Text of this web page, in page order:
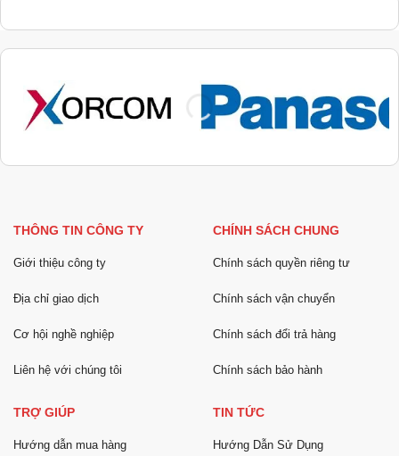
THÔNG TIN CÔNG TY
Giới thiệu công ty
Địa chỉ giao dịch
Cơ hội nghề nghiệp
Liên hệ với chúng tôi
CHÍNH SÁCH CHUNG
Chính sách quyền riêng tư
Chính sách vận chuyển
Chính sách đổi trả hàng
Chính sách bảo hành
TRỢ GIÚP
Hướng dẫn mua hàng
TIN TỨC
Hướng Dẫn Sử Dụng